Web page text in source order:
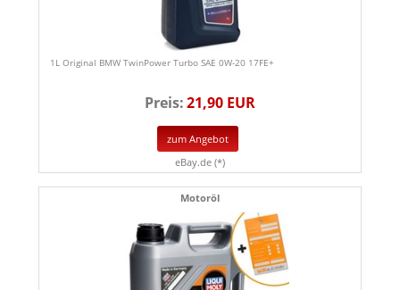
1L Original BMW TwinPower Turbo SAE 0W-20 17FE+
Preis:21,90 EUR
zum Angebot
eBay.de (*)
Motoröl